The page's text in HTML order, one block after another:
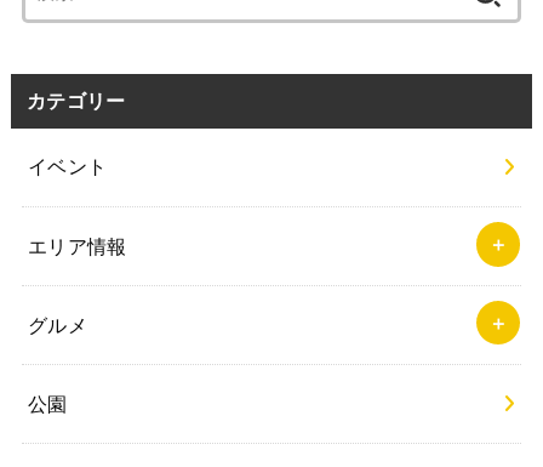
索:
カテゴリー
イベント
エリア情報
グルメ
公園